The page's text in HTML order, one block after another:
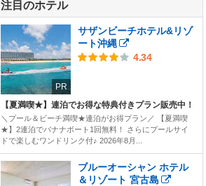
注目のホテル
PR
サザンビーチホテル&リゾ
ート沖縄
4.34
【夏満喫★】連泊でお得な特典付きプラン販売中！
＼プール＆ビーチ満喫★連泊がお得プラン／ 【夏満喫
★】2連泊でバナナボート1回無料！ さらにプールサイ
ドで楽しむワンドリンク付♪ 2026年8月...
ブルーオーシャン ホテル
＆リゾート 宮古島